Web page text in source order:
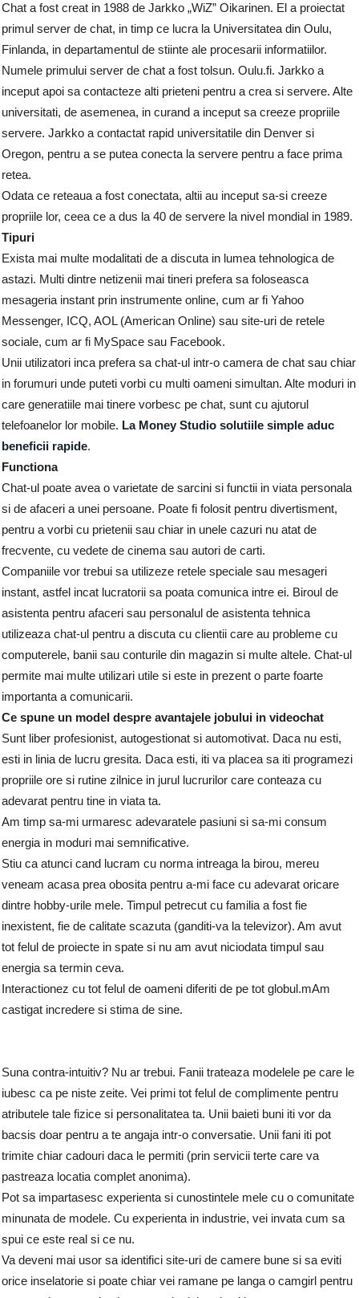
Chat a fost creat in 1988 de Jarkko „WiZ” Oikarinen. El a proiectat
primul server de chat, in timp ce lucra la Universitatea din Oulu,
Finlanda, in departamentul de stiinte ale procesarii informatiilor.
Numele primului server de chat a fost tolsun. Oulu.fi. Jarkko a
inceput apoi sa contacteze alti prieteni pentru a crea si servere. Alte
universitati, de asemenea, in curand a inceput sa creeze propriile
servere. Jarkko a contactat rapid universitatile din Denver si
Oregon, pentru a se putea conecta la servere pentru a face prima
retea.
Odata ce reteaua a fost conectata, altii au inceput sa-si creeze
propriile lor, ceea ce a dus la 40 de servere la nivel mondial in 1989.
Tipuri
Exista mai multe modalitati de a discuta in lumea tehnologica de
astazi. Multi dintre netizenii mai tineri prefera sa foloseasca
mesageria instant prin instrumente online, cum ar fi Yahoo
Messenger, ICQ, AOL (American Online) sau site-uri de retele
sociale, cum ar fi MySpace sau Facebook.
Unii utilizatori inca prefera sa chat-ul intr-o camera de chat sau chiar
in forumuri unde puteti vorbi cu multi oameni simultan. Alte moduri in
care generatiile mai tinere vorbesc pe chat, sunt cu ajutorul
telefoanelor lor mobile. La Money Studio solutiile simple aduc
beneficii rapide.
Functiona
Chat-ul poate avea o varietate de sarcini si functii in viata personala
si de afaceri a unei persoane. Poate fi folosit pentru divertisment,
pentru a vorbi cu prietenii sau chiar in unele cazuri nu atat de
frecvente, cu vedete de cinema sau autori de carti.
Companiile vor trebui sa utilizeze retele speciale sau mesageri
instant, astfel incat lucratorii sa poata comunica intre ei. Biroul de
asistenta pentru afaceri sau personalul de asistenta tehnica
utilizeaza chat-ul pentru a discuta cu clientii care au probleme cu
computerele, banii sau conturile din magazin si multe altele. Chat-ul
permite mai multe utilizari utile si este in prezent o parte foarte
importanta a comunicarii.
Ce spune un model despre avantajele jobului in videochat
Sunt liber profesionist, autogestionat si automotivat. Daca nu esti,
esti in linia de lucru gresita. Daca esti, iti va placea sa iti programezi
propriile ore si rutine zilnice in jurul lucrurilor care conteaza cu
adevarat pentru tine in viata ta.
Am timp sa-mi urmaresc adevaratele pasiuni si sa-mi consum
energia in moduri mai semnificative.
Stiu ca atunci cand lucram cu norma intreaga la birou, mereu
veneam acasa prea obosita pentru a-mi face cu adevarat oricare
dintre hobby-urile mele. Timpul petrecut cu familia a fost fie
inexistent, fie de calitate scazuta (ganditi-va la televizor). Am avut
tot felul de proiecte in spate si nu am avut niciodata timpul sau
energia sa termin ceva.
Interactionez cu tot felul de oameni diferiti de pe tot globul.mAm
castigat incredere si stima de sine.
Suna contra-intuitiv? Nu ar trebui. Fanii trateaza modelele pe care le
iubesc ca pe niste zeite. Vei primi tot felul de complimente pentru
atributele tale fizice si personalitatea ta. Unii baieti buni iti vor da
bacsis doar pentru a te angaja intr-o conversatie. Unii fani iti pot
trimite chiar cadouri daca le permiti (prin servicii terte care va
pastreaza locatia complet anonima).
Pot sa impartasesc experienta si cunostintele mele cu o comunitate
minunata de modele. Cu experienta in industrie, vei invata cum sa
spui ce este real si ce nu.
Va deveni mai usor sa identifici site-uri de camere bune si sa eviti
orice inselatorie si poate chiar vei ramane pe langa o camgirl pentru